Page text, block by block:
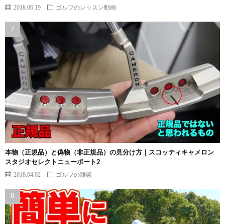
2018.06.19 ゴルフのレッスン動画
本物（正規品）と偽物（非正規品）の見分け方｜スコッティキャメロン
スタジオセレクトニューポート2
2018.04.02 ゴルフの雑談